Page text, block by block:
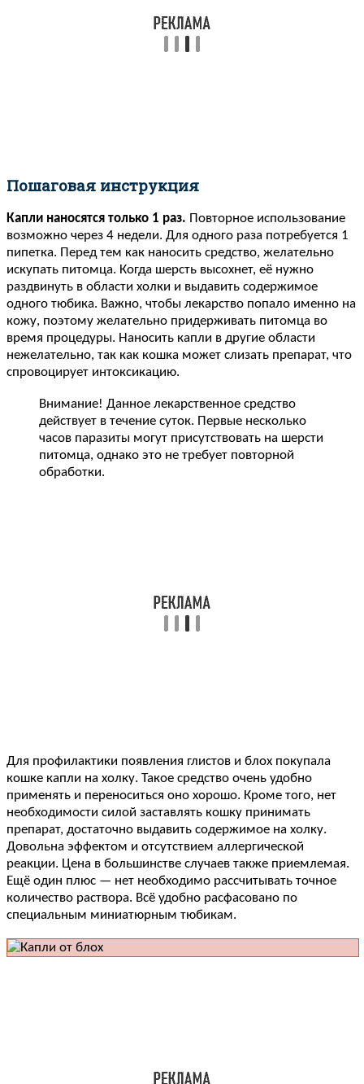
Пошаговая инструкция
Капли наносятся только 1 раз. Повторное использование
возможно через 4 недели. Для одного раза потребуется 1
пипетка. Перед тем как наносить средство, желательно
искупать питомца. Когда шерсть высохнет, её нужно
раздвинуть в области холки и выдавить содержимое
одного тюбика. Важно, чтобы лекарство попало именно на
кожу, поэтому желательно придерживать питомца во
время процедуры. Наносить капли в другие области
нежелательно, так как кошка может слизать препарат, что
спровоцирует интоксикацию.
Внимание! Данное лекарственное средство
действует в течение суток. Первые несколько
часов паразиты могут присутствовать на шерсти
питомца, однако это не требует повторной
обработки.
Для профилактики появления глистов и блох покупала
кошке капли на холку. Такое средство очень удобно
применять и переноситься оно хорошо. Кроме того, нет
необходимости силой заставлять кошку принимать
препарат, достаточно выдавить содержимое на холку.
Довольна эффектом и отсутствием аллергической
реакции. Цена в большинстве случаев также приемлемая.
Ещё один плюс — нет необходимо рассчитывать точное
количество раствора. Всё удобно расфасовано по
специальным миниатюрным тюбикам.